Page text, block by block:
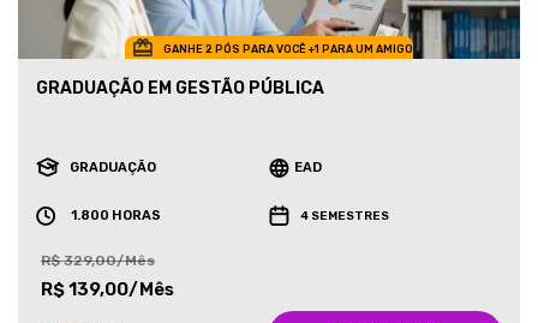
GANHE 2 PÓS PARA VOCÊ +1 PARA UM AMIGO
GRADUAÇÃO EM GESTÃO PÚBLICA
GRADUAÇÃO EAD
1.800 HORAS 4 SEMESTRES
R$ 329,00/Mês
R$ 139,00/Mês